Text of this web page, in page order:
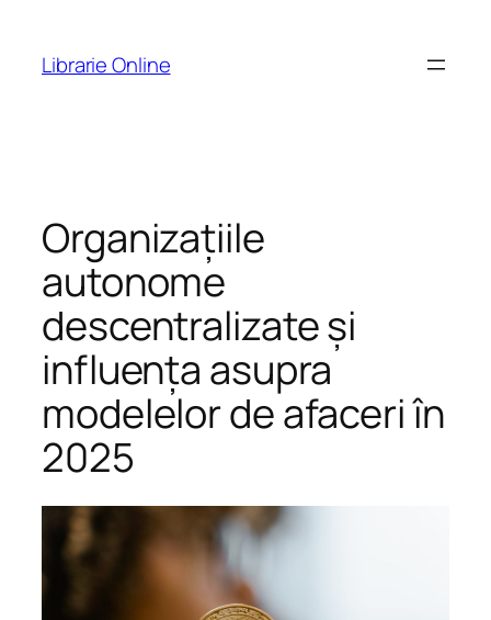
content
Librarie Online
Organizațiile
autonome
descentralizate și
influența asupra
modelelor de afaceri în
2025